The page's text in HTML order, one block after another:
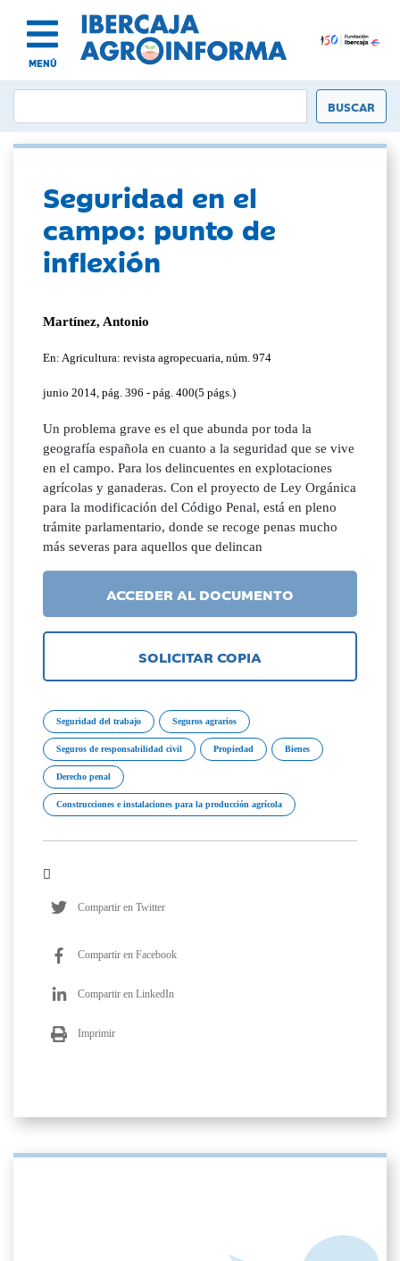
MENÚ
Seguridad en el
campo: punto de
inflexión
Martínez, Antonio
En: Agricultura: revista agropecuaria, núm. 974
junio 2014, pág. 396 - pág. 400(5 págs.)
Un problema grave es el que abunda por toda la
geografía española en cuanto a la seguridad que se vive
en el campo. Para los delincuentes en explotaciones
agrícolas y ganaderas. Con el proyecto de Ley Orgánica
para la modificación del Código Penal, está en pleno
trámite parlamentario, donde se recoge penas mucho
más severas para aquellos que delincan
ACCEDER AL DOCUMENTO
SOLICITAR COPIA
Seguridad del trabajo Seguros agrarios
Seguros de responsabilidad civil Propiedad Bienes
Derecho penal
Construcciones e instalaciones para la producción agrícola
Compartir en Twitter
Compartir en Facebook
Compartir en LinkedIn
Imprimir